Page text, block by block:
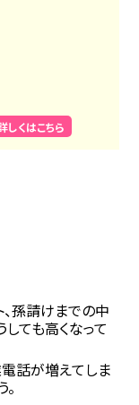
しくはこちら
孫請けまでの中
ても高くなって
話が増えてしま